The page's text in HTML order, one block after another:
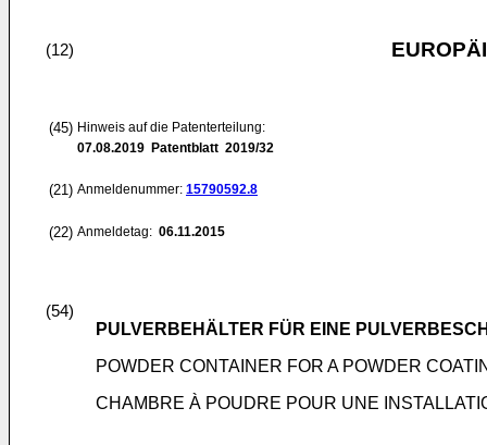
(12)
(45) Hinweis auf die Patenterteilung:
07.08.2019 Patentblatt 2019/32
(21) Anmeldenummer: 15790592.8
(22) Anmeldetag: 06.11.2015
(54)
PULVERBEHÄLTER FÜR EINE
POWDER CONTAINER FOR A POWDER
CHAMBRE À POUDRE POUR UNE